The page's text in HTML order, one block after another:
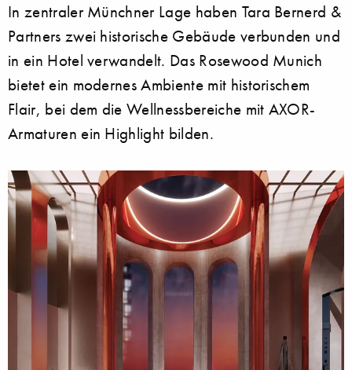
In zentraler Münchner Lage haben Tara Bernerd &
Partners zwei historische Gebäude verbunden und
in ein Hotel verwandelt. Das Rosewood Munich
bietet ein modernes Ambiente mit historischem
Flair, bei dem die Wellnessbereiche mit AXOR-
Armaturen ein Highlight bilden.